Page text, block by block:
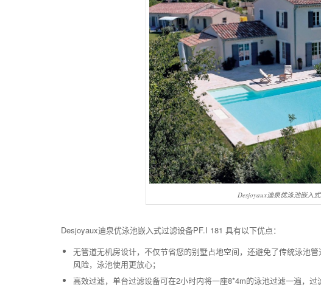
Desjoyaux迪泉优泳池嵌入
Desjoyaux迪泉优泳池嵌入式过滤设备PF.I 181 具有以下优点：
无管道无机房设计，不仅节省您的别墅占地空间，还避免了传统泳池
风险，泳池使用更放心；
高效过滤，单台过滤设备可在2小时内将一座8*4m的泳池过滤一遍，过